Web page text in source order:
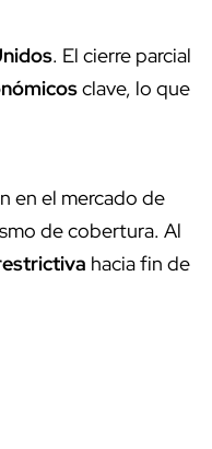
. El cierre parcial
clave, lo que
en el mercado de
de cobertura. Al
hacia fin de